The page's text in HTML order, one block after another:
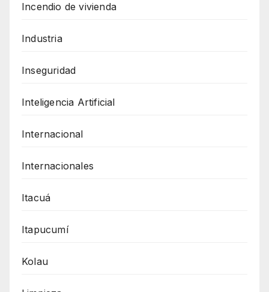
Incendio de vivienda
Industria
Inseguridad
Inteligencia Artificial
Internacional
Internacionales
Itacuá
Itapucumí
Kolau